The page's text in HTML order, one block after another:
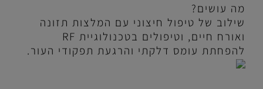
מה עושים?
שילוב של טיפול חיצוני עם המלצות תזונה
ואורח חיים, וטיפולים בטכנולוגיית RF
להפחתת עומס דלקתי והרגעת תפקודי העור.